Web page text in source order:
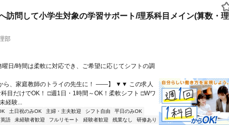
訪問して小学生対象の学習サポート/理系科目メイン(算数・理
部
日/時間は柔軟に対応でき、ご希望に応じてシフトの調
ら、家庭教師のトライの先生に！ ――】 ▼▼ この求人
目だけでOK！ □週1日・1時間～OK！柔軟シフト □Wワ
経験...
土日祝のみOK 主婦・主夫歓迎 シフト自由
平日のみOK
英語 未経験者歓迎 フルリモート 経験者歓迎 残業なし
研修あり